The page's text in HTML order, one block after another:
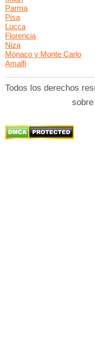
Parma
Pisa
Lucca
Florencia
Niza
Mónaco y Monte Carlo
Amalfi
Todos los derechos